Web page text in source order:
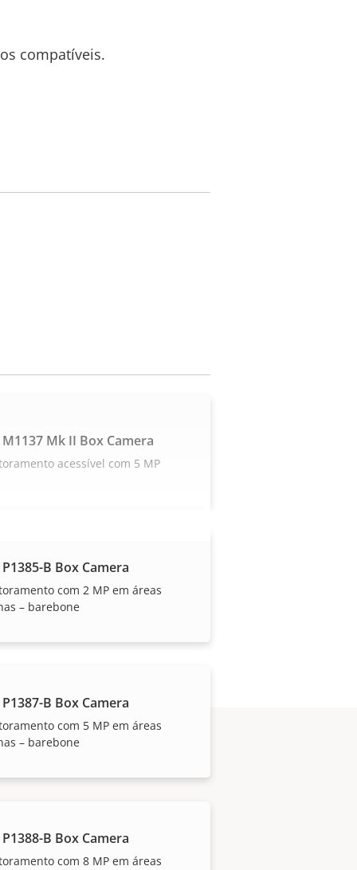
compatíveis.
M1137 Mk II Box Camera
acessível com 5 MP
P1385-B Box Camera
com 2 MP em áreas
– barebone
P1387-B Box Camera
com 5 MP em áreas
– barebone
P1388-B Box Camera
com 8 MP em áreas